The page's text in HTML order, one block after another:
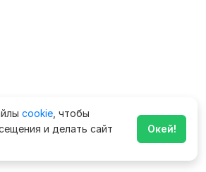
cookie , чтобы
и делать сайт
Окей!